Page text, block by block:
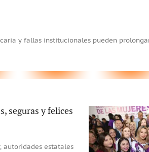
y fallas institucionales pueden
seguras y felices
autoridades estatales